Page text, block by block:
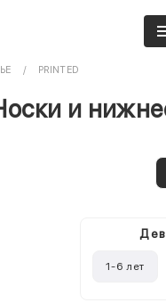
PRINTED
и
1-6 лет